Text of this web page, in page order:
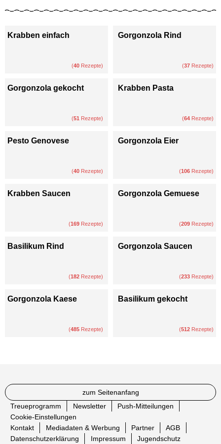
Krabben einfach
(40 Rezepte)
Gorgonzola Rind
(37 Rezepte)
Gorgonzola gekocht
(51 Rezepte)
Krabben Pasta
(64 Rezepte)
Pesto Genovese
(40 Rezepte)
Gorgonzola Eier
(106 Rezepte)
Krabben Saucen
(169 Rezepte)
Gorgonzola Gemuese
(209 Rezepte)
Basilikum Rind
(182 Rezepte)
Gorgonzola Saucen
(233 Rezepte)
Gorgonzola Kaese
(485 Rezepte)
Basilikum gekocht
(512 Rezepte)
zum Seitenanfang
Treueprogramm
Newsletter
Push-Mitteilungen
Cookie-Einstellungen
Kontakt
Mediadaten & Werbung Partner
AGB
Datenschutzerklärung
Impressum Jugendschutz